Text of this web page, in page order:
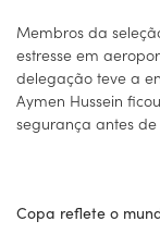
Membros da
estresse em
delegação teve a
Aymen Hussein
segurança antes
Copa reflete o